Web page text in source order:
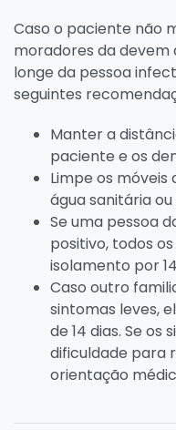
Caso o paciente não
moradores da
longe da pessoa
seguintes
Manter a
paciente e os
Limpe os
água sanitária ou
Se uma pessoa
positivo, todos
isolamento por
Caso outro
sintomas leves,
de 14 dias. Se
dificuldade para
orientação